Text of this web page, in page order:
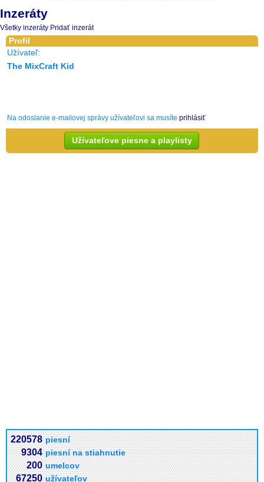
Inzeráty
Všetky inzeráty Pridať inzerát
Profil
Užívateľ:
The MixCraft Kid
Na odoslanie e-mailovej správy užívateľovi sa musíte prihlásiť
Užívateľove piesne a playlisty
220578 piesní
9304 piesní na stiahnutie
200 umelcov
67250 užívateľov